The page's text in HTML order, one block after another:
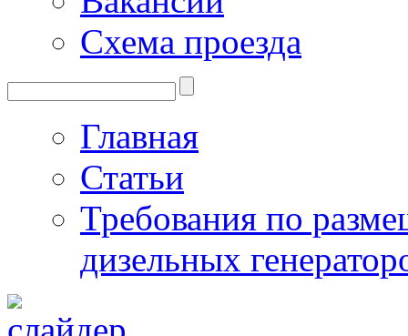
Схема проезда
Главная
Статьи
Требования по
дизельных